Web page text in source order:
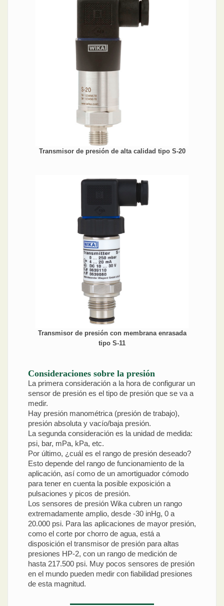
Transmisor de presión de alta calidad tipo S-20
Transmisor de presión con membrana enrasada
tipo S-11
Consideraciones sobre la presión
La primera consideración a la hora de configurar un
sensor de presión es el tipo de presión que se va a
medir.
Hay presión manométrica (presión de trabajo),
presión absoluta y vacío/baja presión.
La segunda consideración es la unidad de medida:
psi, bar, mPa, kPa, etc.
Por último, ¿cuál es el rango de presión deseado?
Esto depende del rango de funcionamiento de la
aplicación, así como de un amortiguador cómodo
para tener en cuenta la posible exposición a
pulsaciones y picos de presión.
Los sensores de presión Wika cubren un rango
extremadamente amplio, desde -30 inHg, 0 a
20.000 psi. Para las aplicaciones de mayor presión,
como el corte por chorro de agua, está a
disposición el transmisor de presión para altas
presiones HP-2, con un rango de medición de
hasta 217.500 psi. Muy pocos sensores de presión
en el mundo pueden medir con fiabilidad presiones
de esta magnitud.